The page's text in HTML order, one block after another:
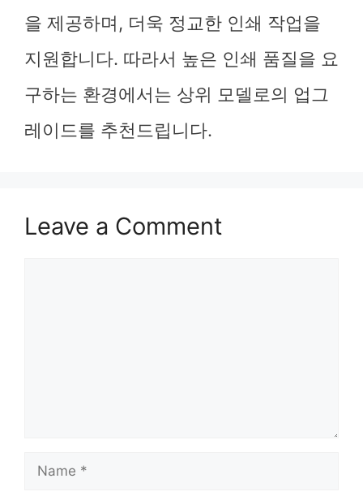
을 제공하며, 더욱 정교한 인쇄 작업을
지원합니다. 따라서 높은 인쇄 품질을 요
구하는 환경에서는 상위 모델로의 업그
레이드를 추천드립니다.
Leave a Comment
Name